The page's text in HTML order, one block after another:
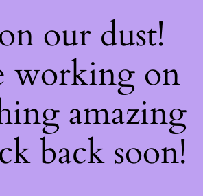
our dust!
working on
amazing
back soon!